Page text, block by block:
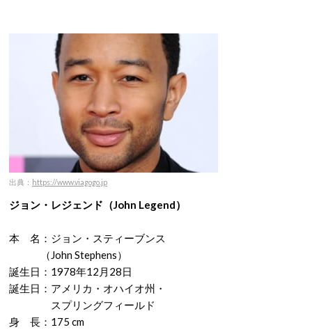
出典： https://www.viagogo.jp
ジョン・レジェンド（John Legend）
本 名：ジョン・スティーブンス
（John Stephens）
誕生日：1978年12月28日
誕生日：アメリカ・オハイオ州・
スプリングフィールド
身 長：175 cm